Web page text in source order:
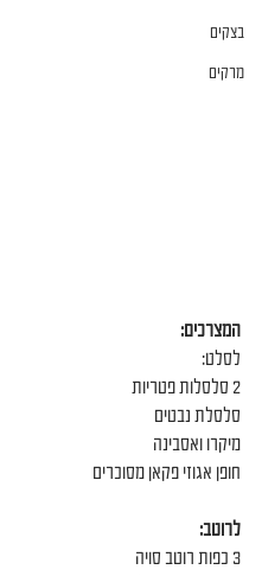
בצקים
מרקים
המצרכים:
לסלט:
2 סלסלות פטריות
סלסלת נבטים
מיקרו ואסבינה
חופן אגוזי פקאן מסוכרים
לרוטב:
3 כפות רוטב סויה